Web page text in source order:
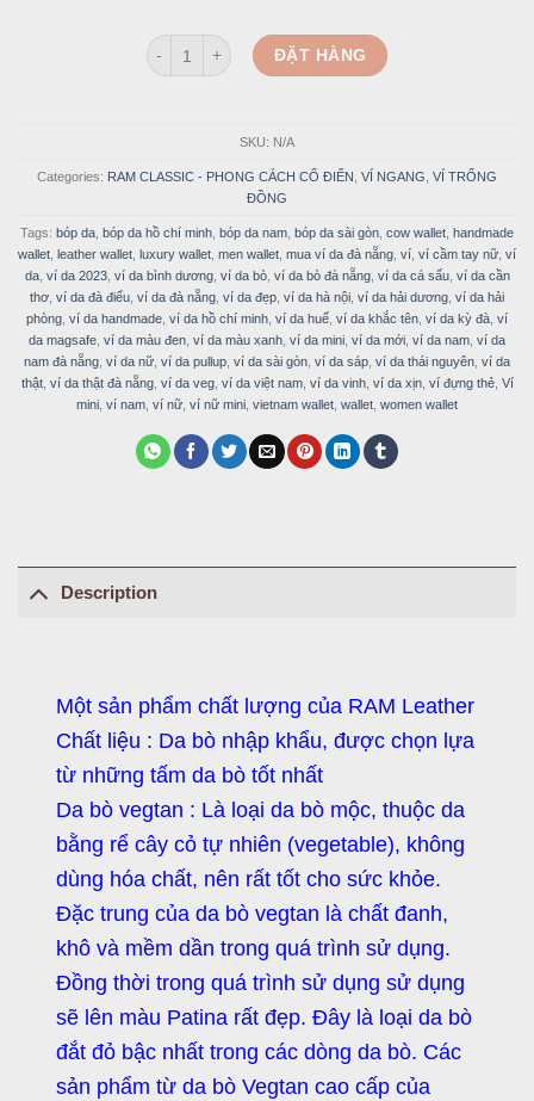
Combo Ví + Dây Đồng Hồ Ram Classic 1970 Nâu
ĐẶT HÀNG
SKU: N/A
Categories: RAM CLASSIC - PHONG CÁCH CỔ ĐIỂN VÍ NGANG VÍ TRỐNG
ĐỒNG
Tags: bóp da bóp da hồ chí minh bóp da nam bóp da sài gòn cow wallet handmade
wallet leather wallet luxury wallet men wallet mua ví da đà nẵng ví ví cầm tay nữ ví
da, ví da 2023, ví da bình dương, ví da bò, ví da bò đà nẵng, ví da cá sấu, ví da cần
thơ ví da đà điểu ví da đà nẵng ví da đẹp ví da hà nội ví da hải dương ví da hải
phòng ví da handmade ví da hồ chí minh ví da huế ví da khắc tên ví da kỳ đà ví
da magsafe ví da màu đen ví da màu xanh ví da mini ví da mới ví da nam ví da
nam đà nẵng ví da nữ ví da pullup ví da sài gòn ví da sáp ví da thái nguyên ví da
thật, ví da thật đà nẵng, ví da veg, ví da việt nam, ví da vinh, ví da xịn, ví đựng thẻ, Ví
mini ví nam ví nữ ví nữ mini vietnam wallet wallet women wallet
Description
Một sản phẩm chất lượng của RAM Leather
Chất liệu : Da bò nhập khẩu, được chọn lựa
từ những tấm da bò tốt nhất
Da bò vegtan : Là loại da bò mộc, thuộc da
bằng rể cây cỏ tự nhiên (vegetable), không
dùng hóa chất, nên rất tốt cho sức khỏe.
Đặc trung của da bò vegtan là chất đanh,
khô và mềm dần trong quá trình sử dụng.
Đồng thời trong quá trình sử dụng sử dụng
sẽ lên màu Patina rất đẹp. Đây là loại da bò
đắt đỏ bậc nhất trong các dòng da bò. Các
sản phẩm từ da bò Vegtan cao cấp của